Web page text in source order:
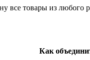
товары из любого
Как